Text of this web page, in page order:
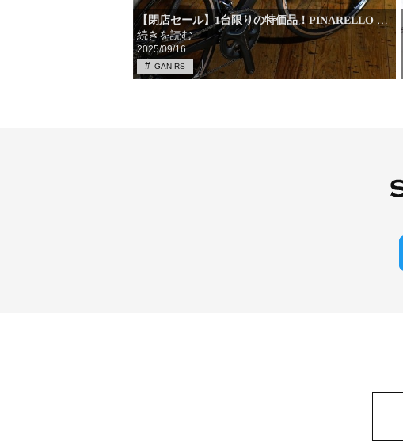
【閉店セール】1台限りの特価品！PINARELLO …
続きを読む
2025/09/16
GAN RS